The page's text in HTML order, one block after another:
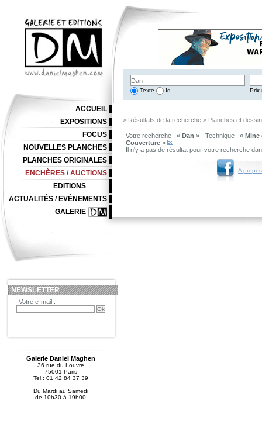
Texte Id Prix
> Résultats de la recherche > Planches et
Votre recherche : « Dan » - Technique : « Mine
Couverture »
Il n'y a pas de résultat pour votre recherche
A
ACCUEIL
EXPOSITIONS
FOCUS
NOUVELLES PLANCHES
PLANCHES ORIGINALES
ENCHÈRES / AUCTIONS
EDITIONS
ACTUALITÉS / EVÉNEMENTS
GALERIE
NEWSLETTER
Votre e-mail :
Galerie Daniel Maghen
36 rue du Louvre
75001 Paris
Tel.: 01 42 84 37 39
Du Mardi au Samedi
de 10h30 à 19h00